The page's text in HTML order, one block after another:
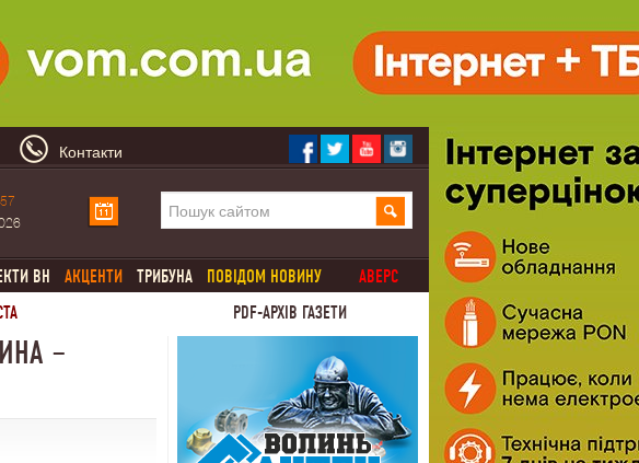
Контакти
ВН АКЦЕНТИ ТРИБУНА ПОВІДОМ НОВИНУ
АВЕРС
PDF-АРХІВ ГАЗЕТИ
–